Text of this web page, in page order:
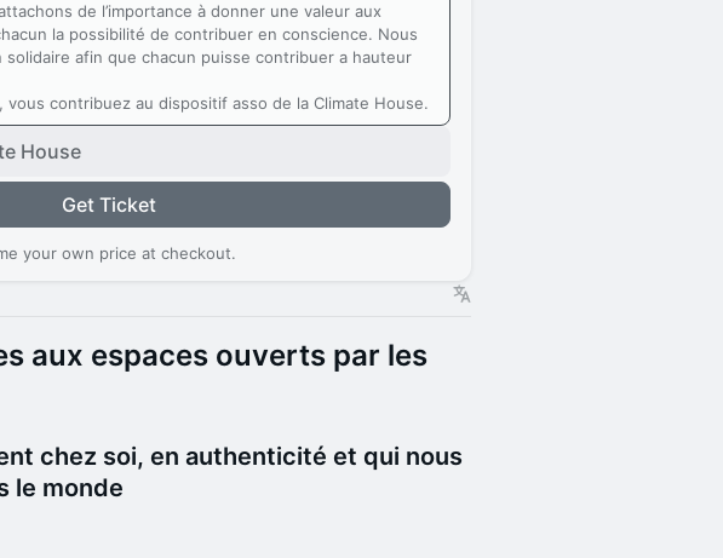
de l’importance à donner une valeur aux
la possibilité de contribuer en conscience. Nous
afin que chacun puisse contribuer a hauteur
vous contribuez au dispositif asso de la Climate House.
House
Get Ticket
your own price at checkout.
aux espaces ouverts par les
chez soi, en authenticité et qui nous
le monde